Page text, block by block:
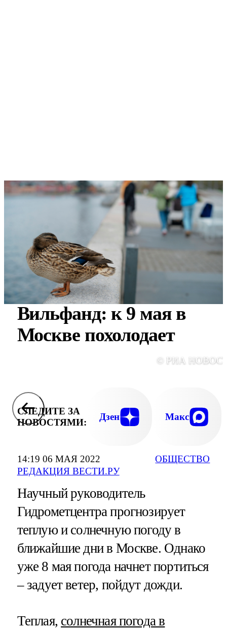
14:19 06 МАЯ 2022
РЕДАКЦИЯ ВЕСТИ.РУ
ОБЩЕСТВО
Вильфанд: к 9 мая в
Москве похолодает
© РИА
СЛЕДИТЕ ЗА
НОВОСТЯМИ:
Дзен Макс
Научный руководитель
Гидрометцентра прогнозирует
теплую и солнечную погоду в
ближайшие дни в Москве. Однако
уже 8 мая погода начнет портиться
– задует ветер, пойдут дожди.
Теплая, солнечная погода в